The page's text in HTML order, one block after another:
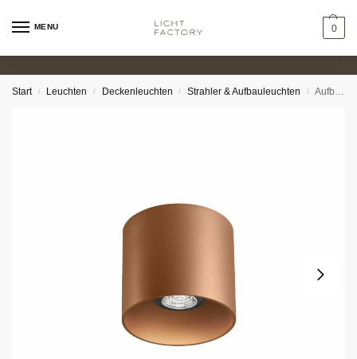
MENU 0
Start / Leuchten / Deckenleuchten / Strahler & Aufbauleuchten / Aufbauleuchte – Tamo